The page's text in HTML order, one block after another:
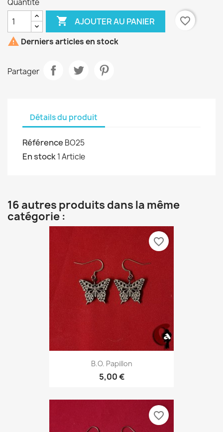
Quantité
 AJOUTER AU PANIER
favorite_border
 Derniers articles en stock
Partager
Détails du produit
Référence BO25
En stock1 Article
16 autres produits dans la même
catégorie :
B.O. Papillon
5,00 €
favorite_border
favorite_border